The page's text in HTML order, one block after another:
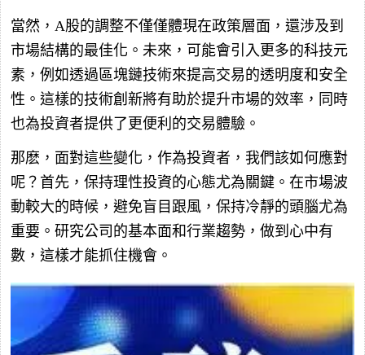
當然，A股的調整不僅僅體現在政策層面，還涉及到
市場結構的最佳化。未來，可能會引入更多的科技元
素，例如透過區塊鏈技術來提高交易的透明度和安全
性。這樣的技術創新將有助於提升市場的效率，同時
也為投資者提供了更便利的交易體驗。
那麽，面對這些變化，作為投資者，我們該如何應對
呢？首先，保持理性投資的心態尤為關鍵。在市場波
動較大的時候，避免盲目跟風，保持冷靜的頭腦尤為
重要。研究公司的基本面和行業趨勢，做到心中有
數，這樣才能抓住機會。